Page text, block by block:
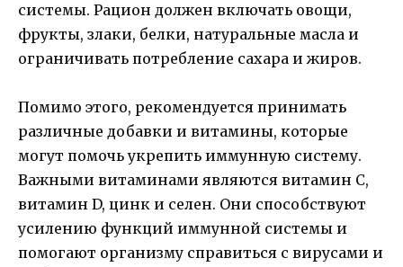
системы. Рацион должен включать овощи,
фрукты, злаки, белки, натуральные масла и
ограничивать потребление сахара и жиров.
Помимо этого, рекомендуется принимать
различные добавки и витамины, которые
могут помочь укрепить иммунную систему.
Важными витаминами являются витамин C,
витамин D, цинк и селен. Они способствуют
усилению функций иммунной системы и
помогают организму справиться с вирусами и